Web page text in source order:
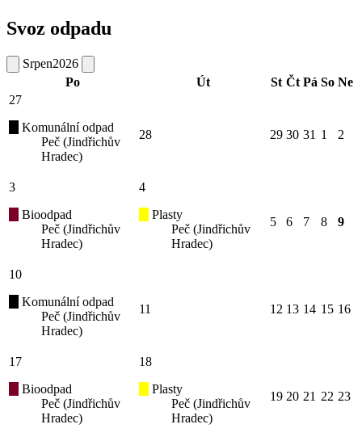
Svoz odpadu
Srpen2026
Po
Út St Čt Pá So Ne
27
Komunální odpad
Peč (Jindřichův
Hradec)
28 29 30 31 1 2
3
Bioodpad
Peč (Jindřichův
Hradec)
4
Plasty
Peč (Jindřichův
Hradec)
5 6 7 8 9
10
Komunální odpad
Peč (Jindřichův
Hradec)
11 12 13 14 15 16
17
Bioodpad
Peč (Jindřichův
Hradec)
18
Plasty
Peč (Jindřichův
Hradec)
19 20 21 22 23